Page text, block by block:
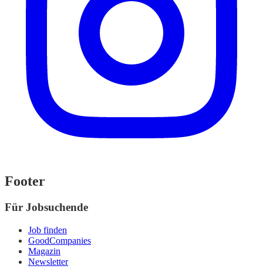
Footer
Für Jobsuchende
Job finden
GoodCompanies
Magazin
Newsletter